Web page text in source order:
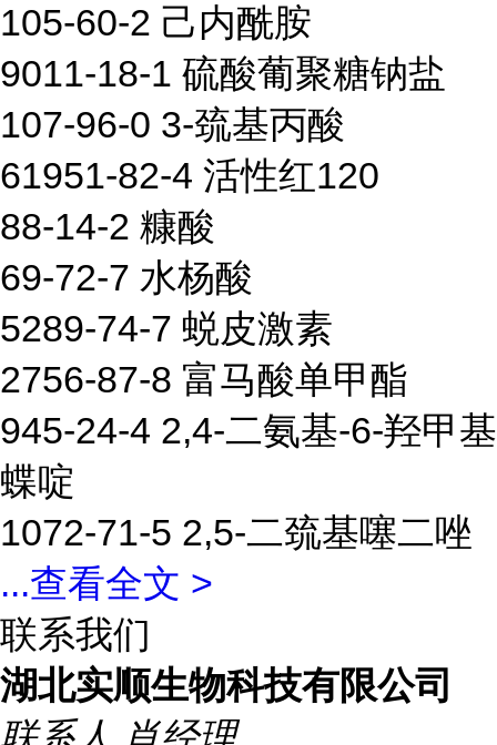
105-60-2 己内酰胺
9011-18-1 硫酸葡聚糖钠盐
107-96-0 3-巯基丙酸
61951-82-4 活性红120
88-14-2 糠酸
69-72-7 水杨酸
5289-74-7 蜕皮激素
2756-87-8 富马酸单甲酯
945-24-4 2,4-二氨基-6-羟甲基
蝶啶
1072-71-5 2,5-二巯基噻二唑
...查看全文 >
联系我们
湖北实顺生物科技有限公司
联系人 肖经理